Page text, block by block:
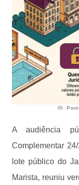
A audiência
Complementar
lote público do
Marista, reuniu